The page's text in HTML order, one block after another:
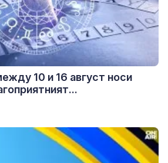
10 и 16 август носи